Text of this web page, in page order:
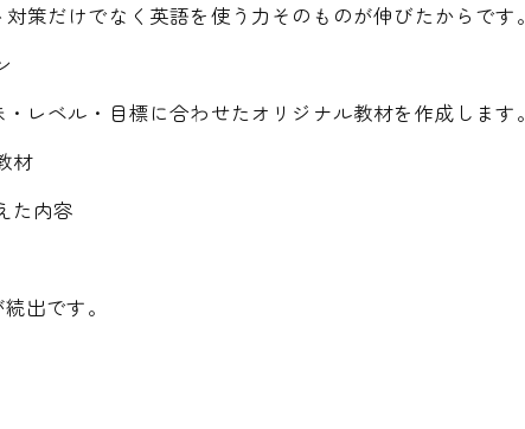
策だけでなく英語を使う力そのものが伸びたからです。
レベル・目標に合わせたオリジナル教材を作成します。
材
た内容
出です。